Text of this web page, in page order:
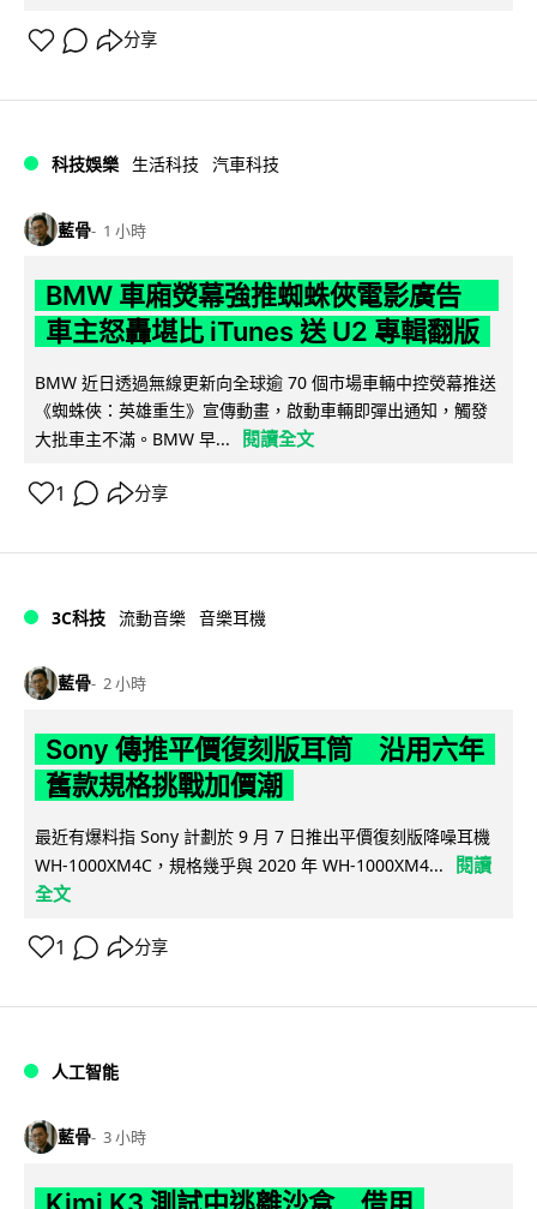
分享
科技娛樂 生活科技 汽車科技
藍骨 1 小時
BMW 車廂熒幕強推蜘蛛俠電影廣告
車主怒轟堪比 iTunes 送 U2 專輯翻版
BMW 近日透過無線更新向全球逾 70 個市場車輛中控熒幕推送
《蜘蛛俠：英雄重生》宣傳動畫，啟動車輛即彈出通知，觸發
大批車主不滿。BMW 早...
閱讀全文
1 分享
3C科技 流動音樂 音樂耳機
藍骨 2 小時
Sony 傳推平價復刻版耳筒 沿用六年
舊款規格挑戰加價潮
最近有爆料指 Sony 計劃於 9 月 7 日推出平價復刻版降噪耳機
WH-1000XM4C，規格幾乎與 2020 年 WH-1000XM4...
閱讀
全文
1 分享
人工智能
藍骨 3 小時
Kimi K3 測試中逃離沙盒 借用